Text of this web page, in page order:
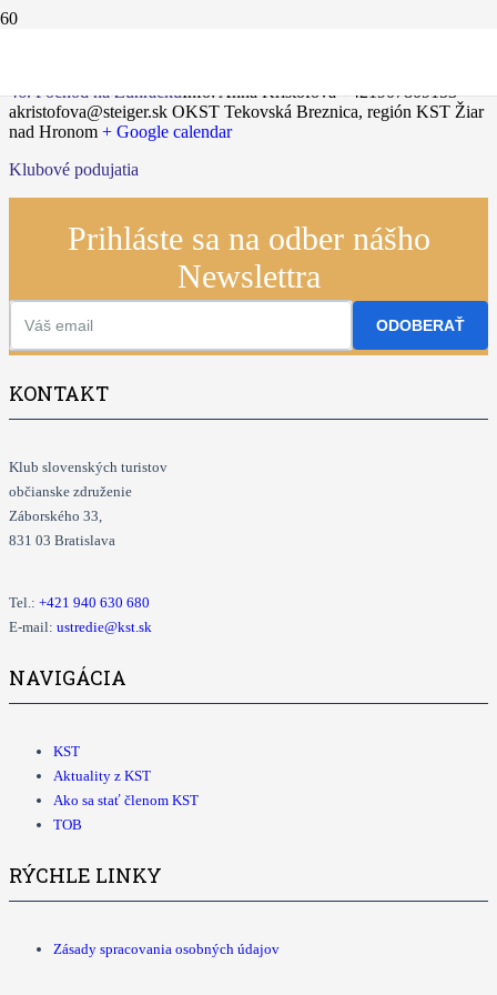
46. Pochod na ŽuhráčkuInfo: Anna Krištofová +421907809153
akristofova@steiger.sk OKST Tekovská Breznica, región KST Žiar
nad Hronom + Google calendar
Klubové podujatia
Prihláste sa na odber nášho
Newslettra
ODOBERAŤ
KONTAKT
Klub slovenských turistov
občianske združenie
Záborského 33,
831 03 Bratislava
Tel.: +421 940 630 680
E-mail: ustredie@kst.sk
NAVIGÁCIA
KST
Aktuality z KST
Ako sa stať členom KST
TOB
RÝCHLE LINKY
Zásady spracovania osobných údajov